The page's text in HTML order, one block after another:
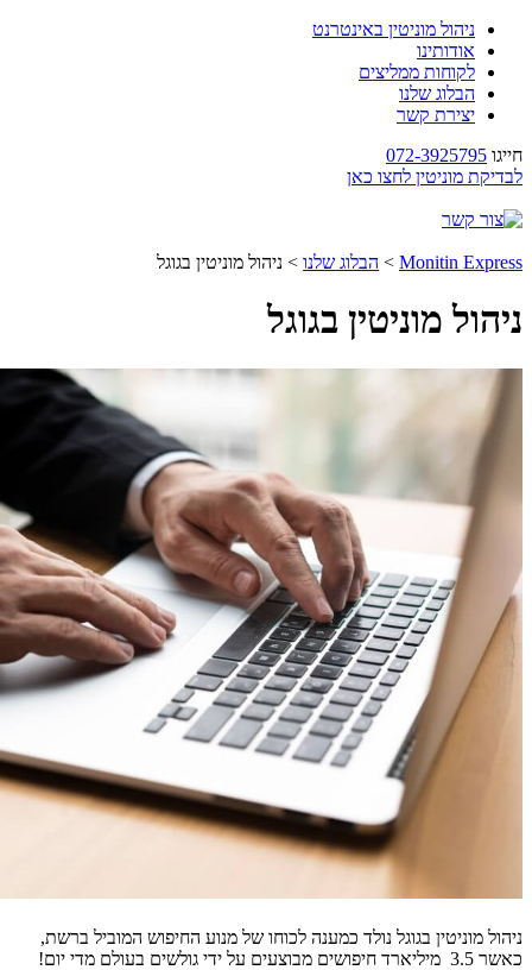
ניהול מוניטין באינטרנט
אודותינו
לקוחות ממליצים
הבלוג שלנו
יצירת קשר
חייגו 072-3925795
לבדיקת מוניטין לחצו כאן
Monitin Express
> הבלוג שלנו > ניהול מוניטין בגוגל
ניהול מוניטין בגוגל
ניהול מוניטין בגוגל נולד כמענה לכוחו של מנוע החיפוש המוביל ברשת,
כאשר 3.5 מיליארד חיפושים מבוצעים על ידי גולשים בעולם מדי יום!